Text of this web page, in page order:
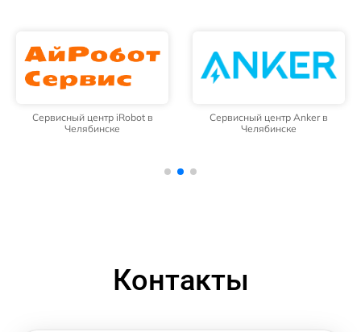
Сервисный центр iRobot в
Челябинске
Сервисный центр Anker в
Челябинске
Контакты